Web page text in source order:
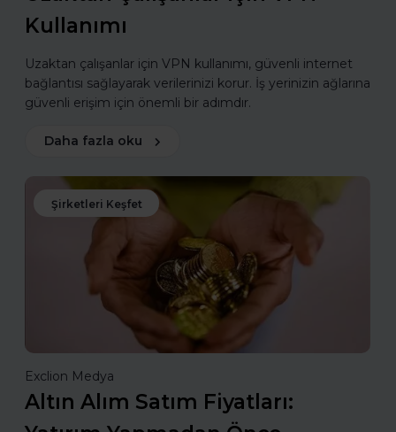
Kullanımı
Uzaktan çalışanlar için VPN kullanımı, güvenli internet
bağlantısı sağlayarak verilerinizi korur. İş yerinizin ağlarına
güvenli erişim için önemli bir adımdır.
Daha fazla oku
Şirketleri Keşfet
Exclion Medya
Altın Alım Satım Fiyatları: